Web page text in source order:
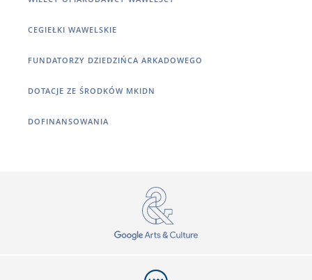
CEGIEŁKI WAWELSKIE
FUNDATORZY DZIEDZIŃCA ARKADOWEGO
DOTACJE ZE ŚRODKÓW MKIDN
DOFINANSOWANIA